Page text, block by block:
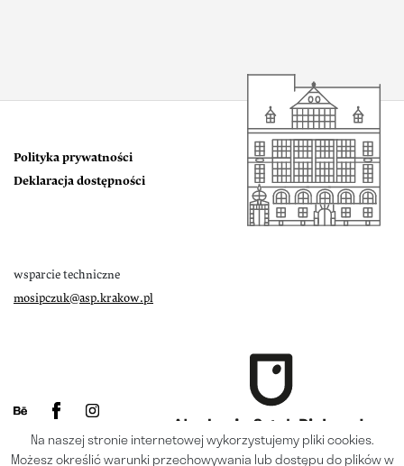
Polityka prywatności
Deklaracja dostępności
wsparcie techniczne
mosipczuk@asp.krakow.pl
Na naszej stronie internetowej wykorzystujemy pliki cookies.
Możesz określić warunki przechowywania lub dostępu do plików w